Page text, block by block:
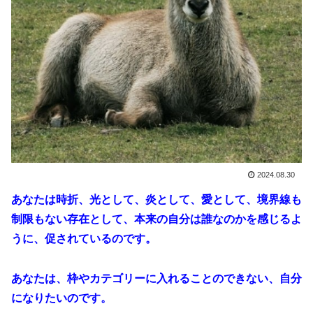
2024.08.30
あなたは時折、光として、炎として、愛として、境界線も
制限もない存在として、本来の自分は誰なのかを感じるよ
うに、促されているのです。
あなたは、枠やカテゴリーに入れることのできない、自分
になりたいのです。